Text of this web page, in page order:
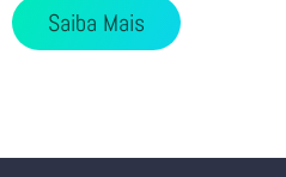
Saiba Mais